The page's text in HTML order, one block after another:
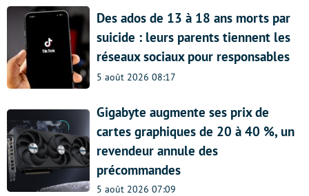
Des ados de 13 à 18 ans morts par
suicide : leurs parents tiennent les
réseaux sociaux pour responsables
5 août 2026 08:17
Gigabyte augmente ses prix de
cartes graphiques de 20 à 40 %, un
revendeur annule des
précommandes
5 août 2026 07:09